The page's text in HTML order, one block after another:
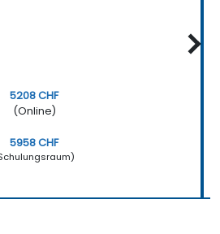
5208 CHF
(Online)
5958 CHF